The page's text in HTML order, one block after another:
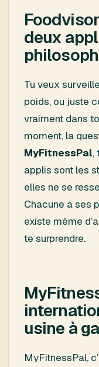
deux
Tu veux
poids, ou juste
vraiment dans
moment, la
MyFitnessPal,
applis sont les
elles ne se
Chacune a ses
existe même
te surprendre.
usine à
MyFitnessPal,